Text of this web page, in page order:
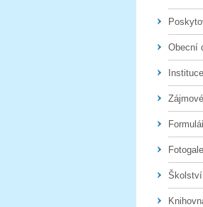
Obecní
Školství